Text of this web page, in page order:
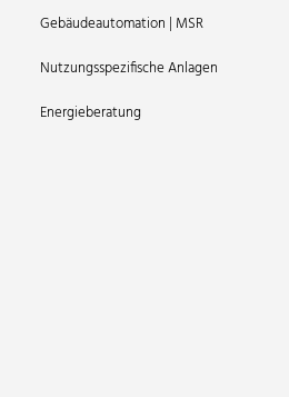
Gebäudeautomation | MSR
Nutzungsspezifische Anlagen
Energieberatung